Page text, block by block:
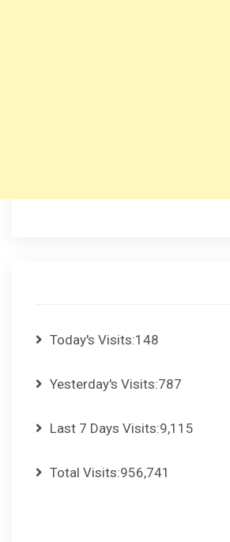
Today's Visits:148
Yesterday's Visits:787
Last 7 Days Visits:9,115
Total Visits:956,741